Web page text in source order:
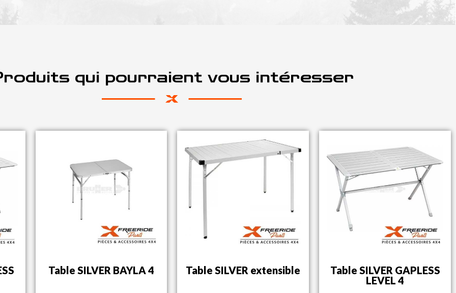
qui pourraient vous intéresser
Table SILVER BAYLA 4 Table SILVER extensible
Table SILVER GAPLESS
LEVEL 4